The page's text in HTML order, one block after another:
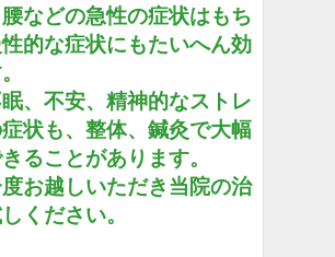
などの急性の症状はもち
的な症状にもたいへん効
、不安、精神的なストレ
状も、整体、鍼灸で大幅
ることがあります。
お越しいただき当院の治
ください。